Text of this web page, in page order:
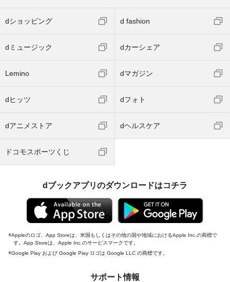
dショッピング d fashion
dミュージック dカーシェア
Lemino dマガジン
dヒッツ dフォト
dアニメストア dヘルスケア
ドコモスポーツくじ
dブックアプリのダウンロードはコチラ
Appleのロゴ、App Storeは、米国もしくはその他の国や地域におけるApple Inc.の商標で
す。App Storeは、Apple Inc.のサービスマークです。
Google Play および Google Play ロゴは Google LLC の商標です。
サポート情報